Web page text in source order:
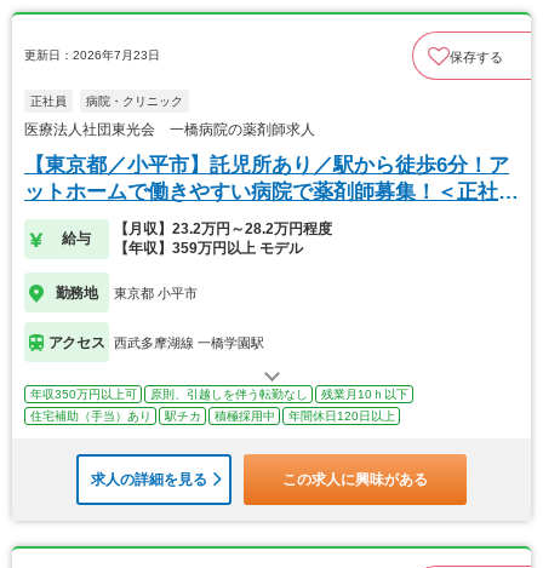
更新日：2026年7月23日 保存する
正社員 病院・クリニック
医療法人社団東光会 一橋病院の薬剤師求人
【東京都／小平市】託児所あり／駅から徒歩6分！ア
ットホームで働きやすい病院で薬剤師募集！＜正社員
＞
給与
【月収】23.2万円～28.2万円程度
【年収】359万円以上 モデル
勤務地 東京都 小平市
アクセス 西武多摩湖線 一橋学園駅
年収350万円以上可 原則、引越しを伴う転勤なし
残業月10ｈ以下
住宅補助（手当）あり
駅チカ 積極採用中 年間休日120日以上
求人の詳細を見る この求人に興味がある